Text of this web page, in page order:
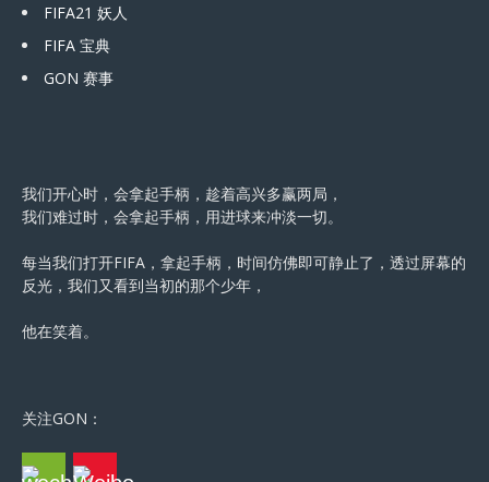
FIFA21 妖人
FIFA 宝典
GON 赛事
我们开心时，会拿起手柄，趁着高兴多赢两局，
我们难过时，会拿起手柄，用进球来冲淡一切。
每当我们打开FIFA，拿起手柄，时间仿佛即可静止了，透过屏幕的
反光，我们又看到当初的那个少年，
他在笑着。
关注GON：